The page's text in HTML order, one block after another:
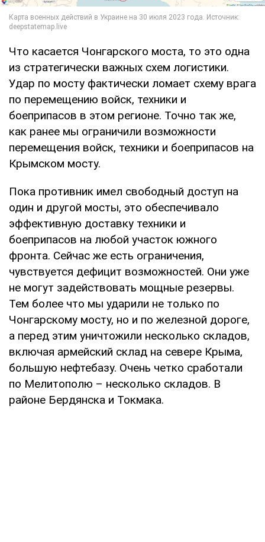
Что касается Чонгарского моста, то это одна
из стратегически важных схем логистики.
Удар по мосту фактически ломает схему врага
по перемещению войск, техники и
боеприпасов в этом регионе. Точно так же,
как ранее мы ограничили возможности
перемещения войск, техники и боеприпасов на
Крымском мосту.
Пока противник имел свободный доступ на
один и другой мосты, это обеспечивало
эффективную доставку техники и
боеприпасов на любой участок южного
фронта. Сейчас же есть ограничения,
чувствуется дефицит возможностей. Они уже
не могут задействовать мощные резервы.
Тем более что мы ударили не только по
Чонгарскому мосту, но и по железной дороге,
а перед этим уничтожили несколько складов,
включая армейский склад на севере Крыма,
большую нефтебазу. Очень четко сработали
по Мелитополю – несколько складов. В
районе Бердянска и Токмака.